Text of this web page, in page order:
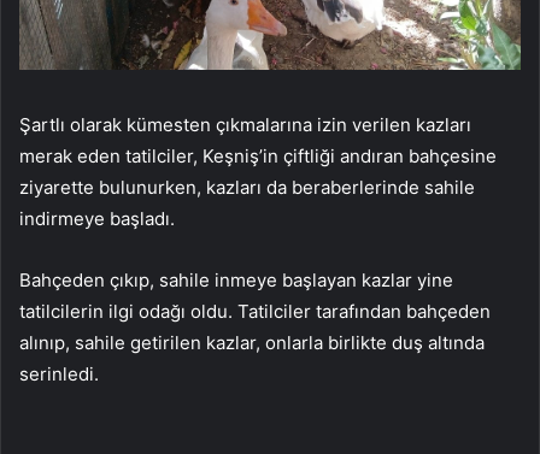
Şartlı olarak kümesten çıkmalarına izin verilen kazları
merak eden tatilciler, Keşniş’in çiftliği andıran bahçesine
ziyarette bulunurken, kazları da beraberlerinde sahile
indirmeye başladı.
Bahçeden çıkıp, sahile inmeye başlayan kazlar yine
tatilcilerin ilgi odağı oldu. Tatilciler tarafından bahçeden
alınıp, sahile getirilen kazlar, onlarla birlikte duş altında
serinledi.